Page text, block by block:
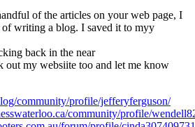
of the articles on your web page, I
writing a blog. I saved it to myy
back in the near
out my websiite too and let me know
community/profile/jefferyferguson/
community/profile/